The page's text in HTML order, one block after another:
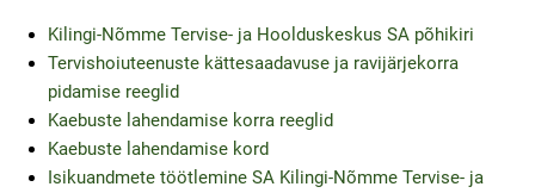
Kilingi-Nõmme Tervise- ja Hoolduskeskus SA põhikiri
Tervishoiuteenuste kättesaadavuse ja ravijärjekorra
pidamise reeglid
Kaebuste lahendamise korra reeglid
Kaebuste lahendamise kord
Isikuandmete töötlemine SA Kilingi-Nõmme Tervise- ja